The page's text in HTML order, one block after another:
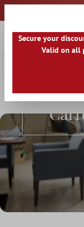
Accueil Le monde
Secure your
Valid on all